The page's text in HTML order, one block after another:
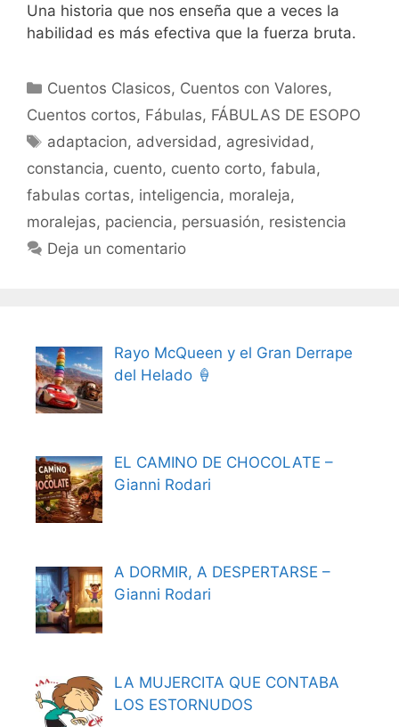
Una historia que nos enseña que a veces la
habilidad es más efectiva que la fuerza bruta.
Categorías
Cuentos Clasicos, Cuentos con Valores,
Cuentos cortos, Fábulas, FÁBULAS DE ESOPO
Etiquetas
adaptacion, adversidad , agresividad ,
constancia, cuento, cuento corto, fabula,
fabulas cortas, inteligencia, moraleja,
moralejas, paciencia, persuasión, resistencia
Deja un comentario
Rayo McQueen y el Gran Derrape
del Helado 🍦
EL CAMINO DE CHOCOLATE –
Gianni Rodari
A DORMIR, A DESPERTARSE –
Gianni Rodari
LA MUJERCITA QUE CONTABA
LOS ESTORNUDOS